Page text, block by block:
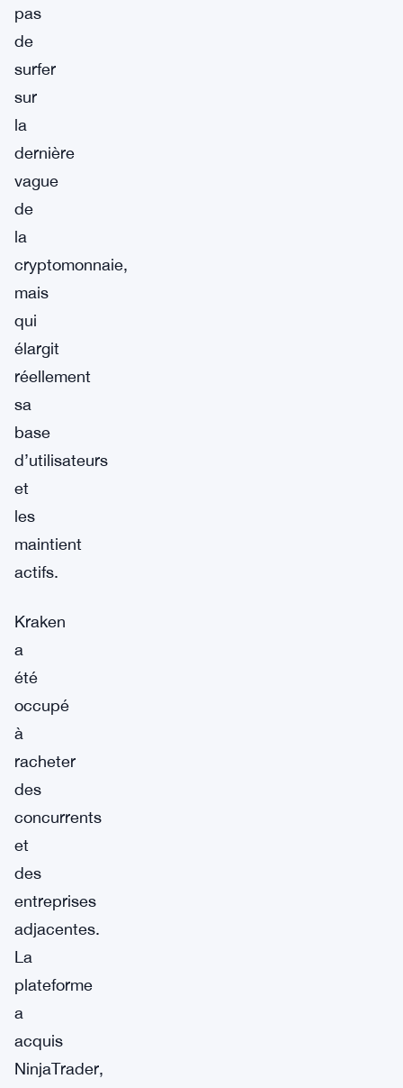
pas
de
surfer
sur
la
dernière
vague
de
la
cryptomonnaie,
mais
qui
élargit
réellement
sa
base
d’utilisateurs
et
les
maintient
actifs.
Kraken
a
été
occupé
à
racheter
des
concurrents
et
des
entreprises
adjacentes.
La
plateforme
a
acquis
NinjaTrader,